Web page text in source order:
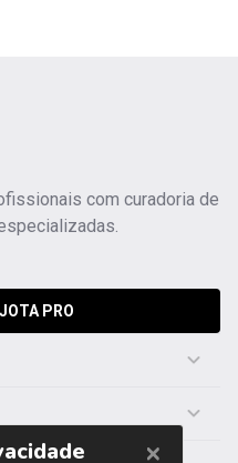
com curadoria de
PRO